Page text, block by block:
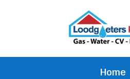
Home